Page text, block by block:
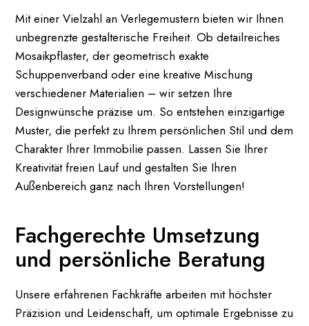
Mit einer Vielzahl an Verlegemustern bieten wir Ihnen
unbegrenzte gestalterische Freiheit. Ob detailreiches
Mosaikpflaster, der geometrisch exakte
Schuppenverband oder eine kreative Mischung
verschiedener Materialien – wir setzen Ihre
Designwünsche präzise um. So entstehen einzigartige
Muster, die perfekt zu Ihrem persönlichen Stil und dem
Charakter Ihrer Immobilie passen. Lassen Sie Ihrer
Kreativität freien Lauf und gestalten Sie Ihren
Außenbereich ganz nach Ihren Vorstellungen!
Fachgerechte Umsetzung
und persönliche Beratung
Unsere erfahrenen Fachkräfte arbeiten mit höchster
Präzision und Leidenschaft, um optimale Ergebnisse zu